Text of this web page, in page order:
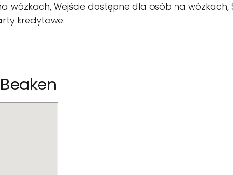
wózkach, Wejście dostępne dla osób na wózkach,
kredytowe.